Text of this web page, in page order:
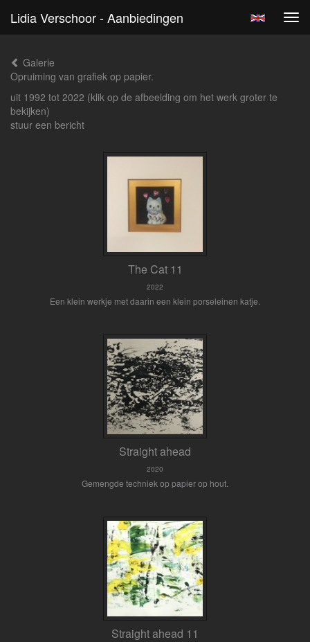
Lidia Verschoor - Aanbiedingen
Galerie
Opruiming van grafiek op papier.
uit 1992 tot 2022 (klik op de afbeelding om het werk groter te
bekijken)
stuur een bericht
The Cat 11
2022
Een klein werkje met daarin een klein porseleinen katje.
Straight ahead
2020
Gemengde techniek op papier op hout.
Straight ahead 11